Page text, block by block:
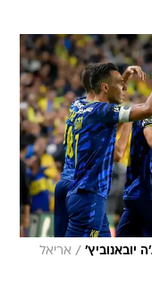
/ אריאל